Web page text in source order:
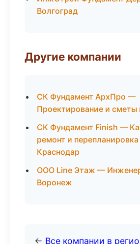
Волгоград
Другие компании
СК Фундамент АрхПро —
Проектирование и сметы
СК Фундамент Finish —
ремонт и перепланировка
Краснодар
ООО Line Этаж —
Воронеж
← Все компании в